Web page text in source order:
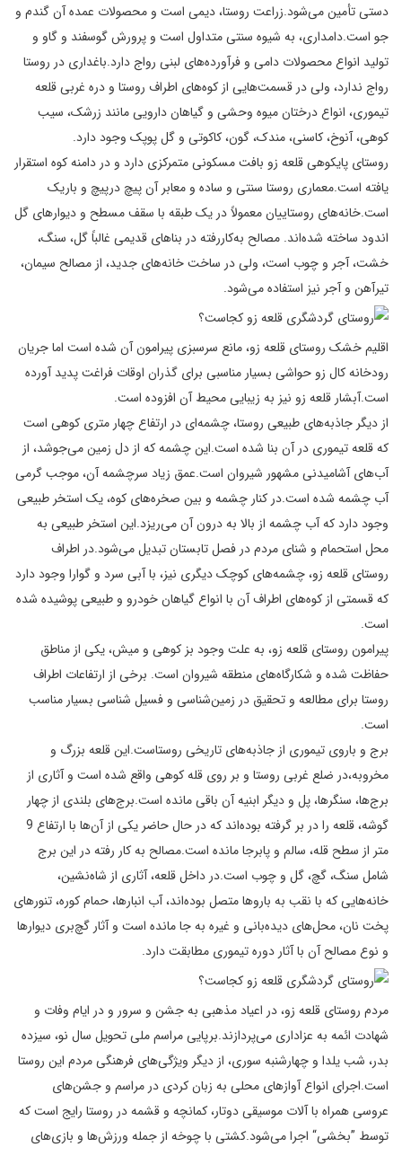
دستی تأمین می‌شود.زراعت روستا، دیمی است و محصولات عمده آن گندم و
جو است.دامداری، به شیوه سنتی متداول است و پرورش گوسفند و گاو و
تولید انواع محصولات دامی و فرآورده‌های لبنی رواج دارد.باغداری در روستا
رواج ندارد، ولی در قسمت‌هایی از کوه‌های اطراف روستا و دره غربی قلعه
تیموری، انواع درختان میوه وحشی و گیاهان دارویی مانند زرشک، سیب
کوهی، آنوخ، کاسنی، مندک، گون، کاکوتی و گل پوپک وجود دارد.
روستای پایکوهی قلعه زو بافت مسکونی متمرکزی دارد و در دامنه کوه استقرار
یافته است.معماری روستا سنتی و ساده و معابر آن پیچ درپیچ و باریک
است.خانه‌های روستاییان معمولاً در یک طبقه با سقف‌ مسطح و دیوارهای گل
اندود ساخته شده‌اند. مصالح به‌کاررفته در بناهای قدیمی غالباً گل، سنگ،
خشت، آجر و چوب است، ولی در ساخت خانه‌های جدید، از مصالح سیمان،
تیرآهن و آجر نیز استفاده می‌شود.
اقلیم خشک روستای قلعه زو، مانع سرسبزی پیرامون آن شده است اما جریان
رودخانه کال زو حواشی بسیار مناسبی برای گذران اوقات فراغت پدید آورده
است.آبشار قلعه زو نیز به زیبایی محیط آن افزوده است.
از دیگر جاذبه‌های طبیعی روستا، چشمه‌ای در ارتفاع چهار متری کوهی است
که قلعه تیموری در آن بنا شده است.این چشمه که از دل زمین می‌جوشد، از
آب‌های آشامیدنی مشهور شیروان است.عمق زیاد سرچشمه آن، موجب گرمی
آب چشمه شده است.در کنار چشمه و بین صخره‌های کوه، یک استخر طبیعی
وجود دارد که آب چشمه از بالا به درون آن می‌ریزد.این استخر طبیعی به
محل استحمام و شنای مردم در فصل تابستان تبدیل می‌شود.در اطراف
روستای قلعه زو، چشمه‌های کوچک دیگری نیز، با آبی سرد و گوارا وجود دارد
که قسمتی از کوه‌های اطراف آن با انواع گیاهان خودرو و طبیعی پوشیده شده
است.
پیرامون روستای قلعه زو، به علت وجود بز کوهی و میش، یکی از مناطق
حفاظت شده و شکارگاه‌های منطقه شیروان است. برخی از ارتفاعات اطراف
روستا برای مطالعه و تحقیق در زمین‌شناسی و فسیل شناسی بسیار مناسب
است.
برج و باروی تیموری از جاذبه‌های تاریخی روستاست.این قلعه بزرگ و
مخروبه،در ضلع غربی روستا و بر روی قله کوهی واقع شده است و آثاری از
برج‌ها، سنگرها، پل و دیگر ابنیه آن باقی مانده است.برج‌های بلندی از چهار
گوشه، قلعه را در بر گرفته بوده‌اند که در حال حاضر یکی از آن‌ها با ارتفاع 9
متر از سطح قله، سالم و پابرجا مانده است.مصالح به کار رفته در این برج
شامل سنگ، گچ، گل و چوب است.در داخل قلعه، آثاری از شاه‌نشین،
خانه‌هایی که با نقب به باروها متصل بوده‌‌اند، آب انبارها، حمام کوره، تنورهای
پخت نان، محل‌های دیده‌بانی و غیره به جا مانده است و آثار گچ‌بری دیوارها
و نوع مصالح آن با آثار دوره تیموری مطابقت دارد.
مردم روستای قلعه زو، در اعیاد مذهبی به جشن و سرور و در ایام وفات و
شهادت ائمه به عزاداری می‌پردازند.برپایی مراسم ملی تحویل سال نو، سیزده
‌بدر، شب یلدا و چهارشنبه ‌سوری، از دیگر ویژگی‌های فرهنگی مردم این روستا
است.اجرای انواع آوازهای محلی به زبان کردی در مراسم‌ و جشن‌های
عروسی همراه با آلات موسیقی دوتار، کمانچه و قشمه در روستا رایج است که
توسط ”بخشی“ اجرا می‌شود.کشتی با چوخه از جمله ورزش‌ها و بازی‌های